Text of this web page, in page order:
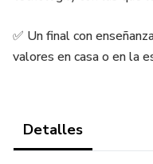
✅ Un final con
valores en casa o en la
Detalles